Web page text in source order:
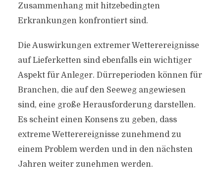
Zusammenhang mit hitzebedingten
Erkrankungen konfrontiert sind.
Die Auswirkungen extremer Wetterereignisse
auf Lieferketten sind ebenfalls ein wichtiger
Aspekt für Anleger. Dürreperioden können für
Branchen, die auf den Seeweg angewiesen
sind, eine große Herausforderung darstellen.
Es scheint einen Konsens zu geben, dass
extreme Wetterereignisse zunehmend zu
einem Problem werden und in den nächsten
Jahren weiter zunehmen werden.